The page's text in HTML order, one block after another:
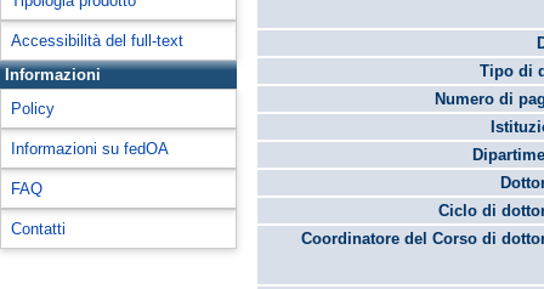
Accessibilità del full-text
Informazioni
Policy
Informazioni su fedOA
FAQ
Contatti
Tipo di
Numero di
Ciclo di
Coordinatore del Corso di